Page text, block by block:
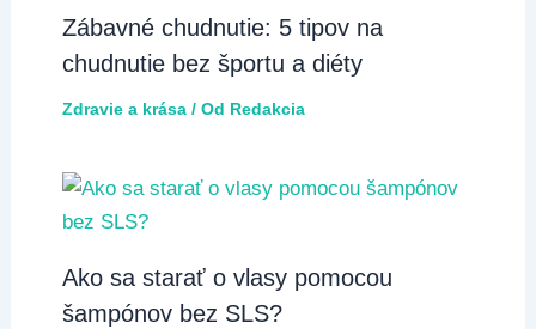
Zábavné chudnutie: 5 tipov na
chudnutie bez športu a diéty
Zdravie a krása/ Od Redakcia
Ako sa starať o vlasy pomocou
šampónov bez SLS?